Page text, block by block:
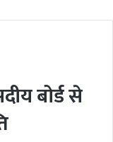
बोर्ड से